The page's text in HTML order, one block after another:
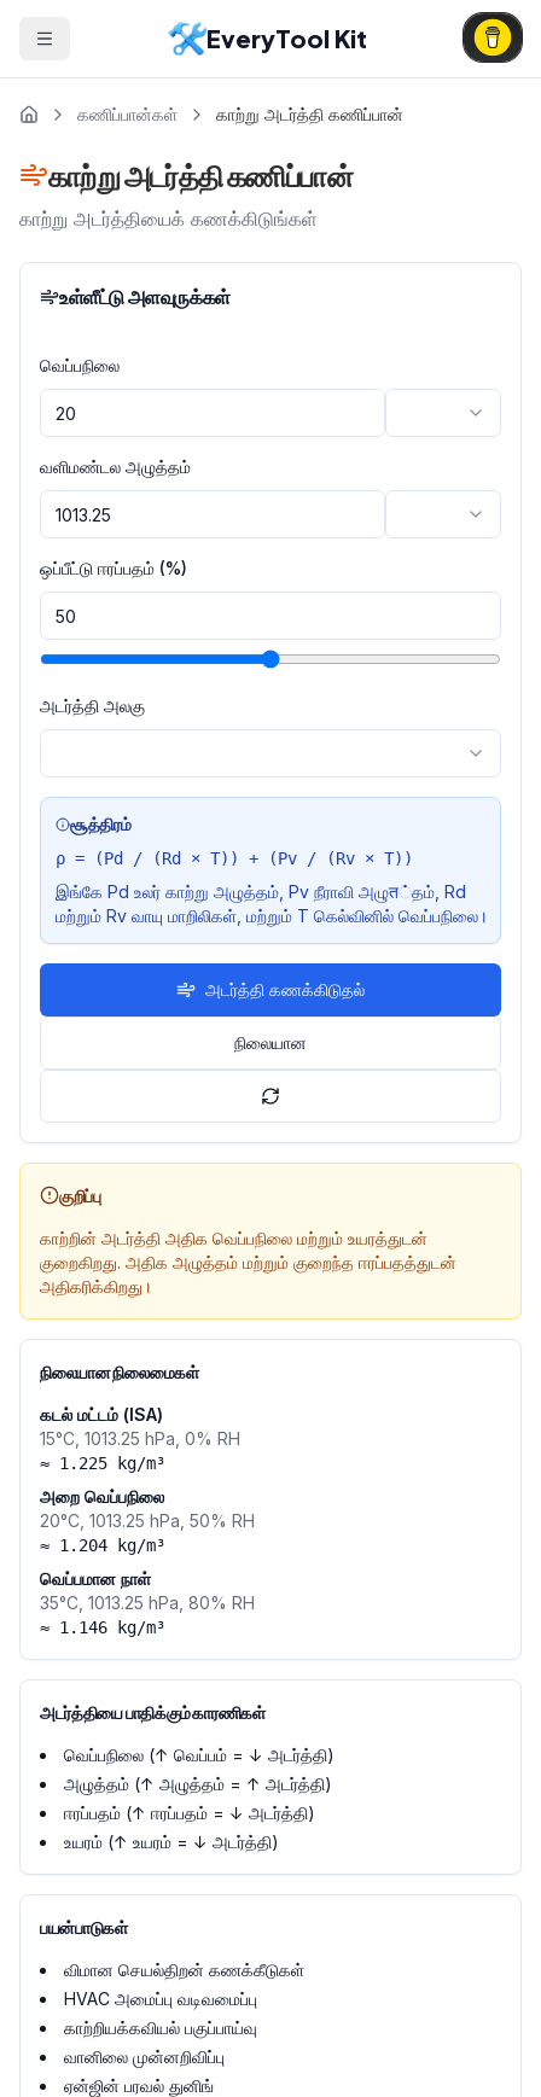
EveryTool Kit
கணிப்பான்கள் காற்று அடர்த்தி கணிப்பான்
காற்று அடர்த்தி கணிப்பான்
காற்று அடர்த்தியைக் கணக்கிடுங்கள்
உள்ளீட்டு அளவுருக்கள்
வெப்பநிலை
வளிமண்டல அழுத்தம்
ஒப்பீட்டு ஈரப்பதம் (%)
அடர்த்தி அலகு
சூத்திரம்
ρ = (Pd / (Rd × T)) + (Pv / (Rv × T))
இங்கே Pd உலர் காற்று அழுத்தம், Pv நீராவி அழுत்தம், Rd
மற்றும் Rv வாயு மாறிலிகள், மற்றும் T கெல்வினில் வெப்பநிலை।
அடர்த்தி கணக்கிடுதல்
நிலையான
குறிப்பு
காற்றின் அடர்த்தி அதிக வெப்பநிலை மற்றும் உயரத்துடன்
குறைகிறது. அதிக அழுத்தம் மற்றும் குறைந்த ஈரப்பதத்துடன்
அதிகரிக்கிறது।
நிலையான நிலைமைகள்
கடல் மட்டம் (ISA)
15°C, 1013.25 hPa, 0% RH
≈ 1.225 kg/m³
அறை வெப்பநிலை
20°C, 1013.25 hPa, 50% RH
≈ 1.204 kg/m³
வெப்பமான நாள்
35°C, 1013.25 hPa, 80% RH
≈ 1.146 kg/m³
அடர்த்தியை பாதிக்கும் காரணிகள்
வெப்பநிலை (↑ வெப்பம் = ↓ அடர்த்தி)
அழுத்தம் (↑ அழுத்தம் = ↑ அடர்த்தி)
ஈரப்பதம் (↑ ஈரப்பதம் = ↓ அடர்த்தி)
உயரம் (↑ உயரம் = ↓ அடர்த்தி)
பயன்பாடுகள்
விமான செயல்திறன் கணக்கீடுகள்
HVAC அமைப்பு வடிவமைப்பு
காற்றியக்கவியல் பகுப்பாய்வு
வானிலை முன்னறிவிப்பு
ஏன்ஜின் பரவல் துனிங்